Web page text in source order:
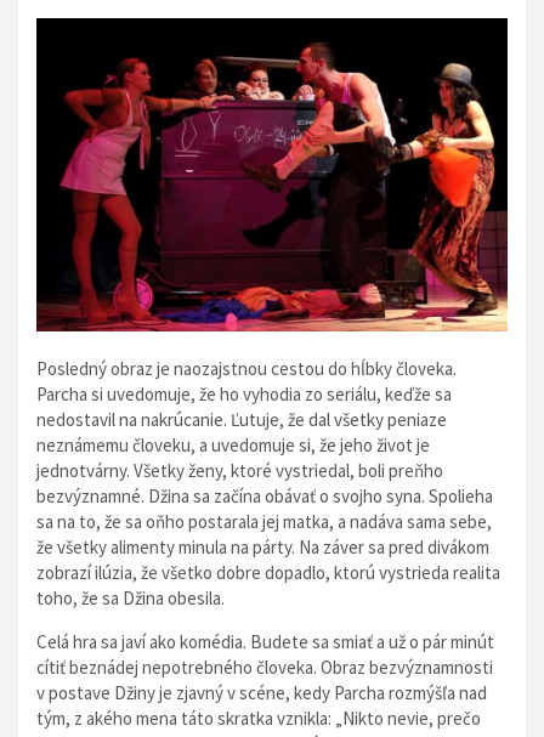
Posledný obraz je naozajstnou cestou do hĺbky človeka.
Parcha si uvedomuje, že ho vyhodia zo seriálu, keďže sa
nedostavil na nakrúcanie. Ľutuje, že dal všetky peniaze
neznámemu človeku, a uvedomuje si, že jeho život je
jednotvárny. Všetky ženy, ktoré vystriedal, boli preňho
bezvýznamné. Džina sa začína obávať o svojho syna. Spolieha
sa na to, že sa oňho postarala jej matka, a nadáva sama sebe,
že všetky alimenty minula na párty. Na záver sa pred divákom
zobrazí ilúzia, že všetko dobre dopadlo, ktorú vystrieda realita
toho, že sa Džina obesila.
Celá hra sa javí ako komédia. Budete sa smiať a už o pár minút
cítiť beznádej nepotrebného človeka. Obraz bezvýznamnosti
v postave Džiny je zjavný v scéne, kedy Parcha rozmýšľa nad
tým, z akého mena táto skratka vznikla: „Nikto nevie, prečo